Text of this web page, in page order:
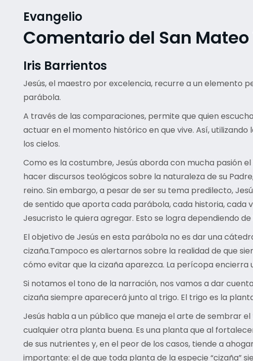
Evangelio
Comentario del San
Iris Barrientos
Jesús, el maestro por excelencia, recurre a un elemento
parábola.
A través de las comparaciones, permite que quien
actuar en el momento histórico en que vive. Así,
los cielos.
Como es la costumbre, Jesús aborda con mucha pasión
hacer discursos teológicos sobre la naturaleza de su
reino. Sin embargo, a pesar de ser su tema predilecto,
de sentido que aporta cada parábola, cada historia, cada
Jesucristo le quiera agregar. Esto se logra dependiendo
El objetivo de Jesús en esta parábola no es dar una
cizaña.Tampoco es alertarnos sobre la realidad de que
cómo evitar que la cizaña aparezca. La perícopa encierra
Si notamos el tono de la narración, nos vamos a dar
cizaña siempre aparecerá junto al trigo. El trigo es la
Jesús habla a un público que maneja el arte de sembrar
cualquier otra planta buena. Es una planta que al
de sus nutrientes y, en el peor de los casos, tiende a
importante: el de que toda planta de la especie “cizaña”